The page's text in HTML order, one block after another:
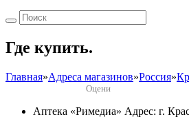
Где купить.
Главная»Адреса магазинов»Россия»
Оцени
Аптека «Римедиа» Адрес: г.